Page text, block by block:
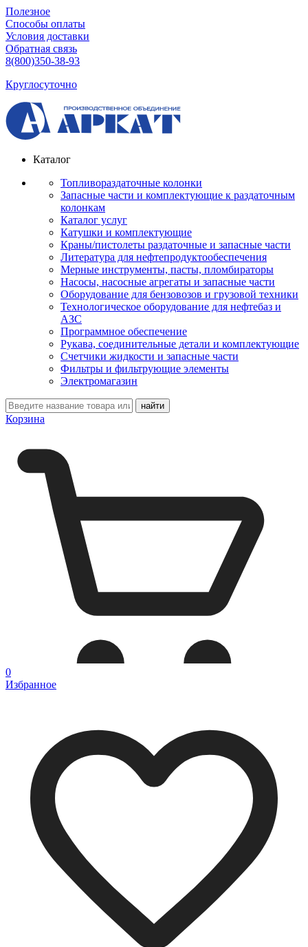
Полезное
Способы оплаты
Условия доставки
Обратная связь
8(800)350-38-93
Круглосуточно
Каталог
Топливораздаточные колонки
Запасные части и комплектующие к раздаточным
колонкам
Каталог услуг
Катушки и комплектующие
Краны/пистолеты раздаточные и запасные части
Литература для нефтепродуктообеспечения
Мерные инструменты, пасты, пломбираторы
Насосы, насосные агрегаты и запасные части
Оборудование для бензовозов и грузовой техники
Технологическое оборудование для нефтебаз и
АЗС
Программное обеспечение
Рукава, соединительные детали и комплектующие
Счетчики жидкости и запасные части
Фильтры и фильтрующие элементы
Электромагазин
Корзина
0
Избранное